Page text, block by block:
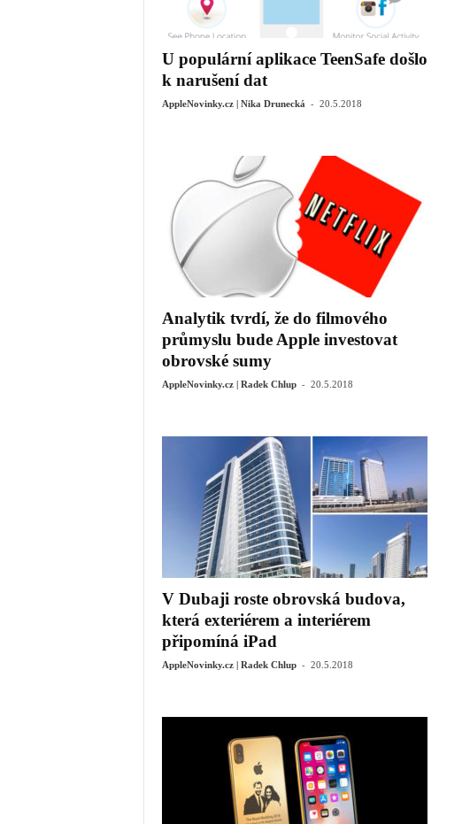
U populární aplikace TeenSafe došlo
k narušení dat
AppleNovinky.cz | Nika Drunecká - 20.5.2018
Analytik tvrdí, že do filmového
průmyslu bude Apple investovat
obrovské sumy
AppleNovinky.cz | Radek Chlup - 20.5.2018
V Dubaji roste obrovská budova,
která exteriérem a interiérem
připomíná iPad
AppleNovinky.cz | Radek Chlup - 20.5.2018